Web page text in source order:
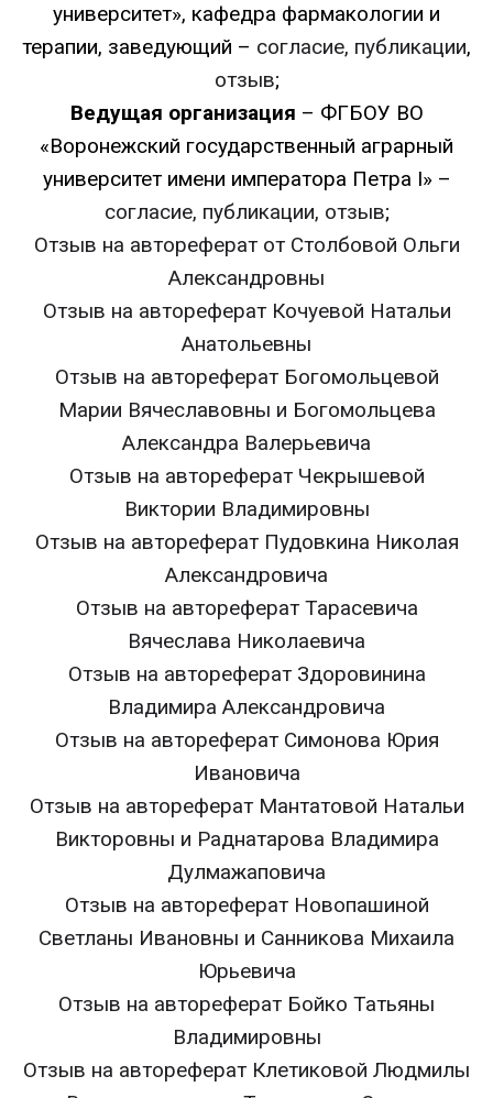
университет», кафедра фармакологии и
терапии, заведующий – согласие, публикации,
отзыв;
Ведущая организация – ФГБОУ ВО
«Воронежский государственный аграрный
университет имени императора Петра I» –
согласие, публикации, отзыв;
Отзыв на автореферат от Столбовой Ольги
Александровны
Отзыв на автореферат Кочуевой Натальи
Анатольевны
Отзыв на автореферат Богомольцевой
Марии Вячеславовны и Богомольцева
Александра Валерьевича
Отзыв на автореферат Чекрышевой
Виктории Владимировны
Отзыв на автореферат Пудовкина Николая
Александровича
Отзыв на автореферат Тарасевича
Вячеслава Николаевича
Отзыв на автореферат Здоровинина
Владимира Александровича
Отзыв на автореферат Симонова Юрия
Ивановича
Отзыв на автореферат Мантатовой Натальи
Викторовны и Раднатарова Владимира
Дулмажаповича
Отзыв на автореферат Новопашиной
Светланы Ивановны и Санникова Михаила
Юрьевича
Отзыв на автореферат Бойко Татьяны
Владимировны
Отзыв на автореферат Клетиковой Людмилы